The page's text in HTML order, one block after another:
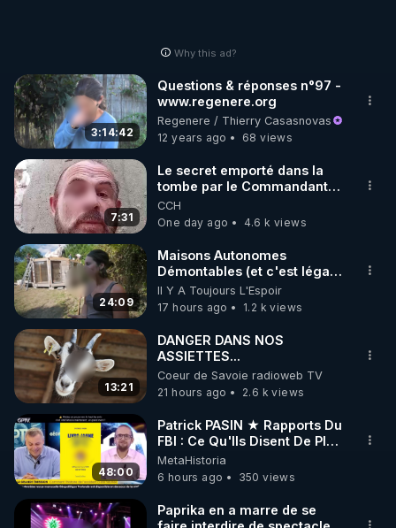
🌱 INSTAGRAM
https://www.instagram.com/rdlr_thierrycasasnovas/
http://rgnr.li/instagram
🌱 LA NEWSLETTER
Pour ne pas rater l’actualité RGNR (stages,
http://rgnr.li/news
🌱 VIDÉOS NON CENSURÉES SUR ODYSEE
Toutes les vidéos Youtube sont aussi sur la
http://rgnr.li/odysee
🌱 LES STAGES EN PRÉSENTIEL
http://rgnr.li/stages
_________
Why this ad?
3:14:42
Questions & réponses n°97 -
www.regenere.org
Regenere / Thierry Casasnovas
12 years ago
68 views
7:31
Le secret emporté dans la
tombe par le Commandant
Cousteau le 25 juin 1997
CCH
One day ago
4.6 k views
24:09
Maisons Autonomes
Démontables (et c'est légal).
Visite éco village en
Bretagne
Il Y A Toujours L'Espoir
17 hours ago
1.2 k views
13:21
DANGER DANS NOS
ASSIETTES...
Coeur de Savoie radioweb TV
21 hours ago
2.6 k views
48:00
Patrick PASIN ★ Rapports Du
FBI : Ce Qu'Ils Disent De Plus
Grave Sur Hitler
MetaHistoria
6 hours ago
350 views
Paprika en a marre de se